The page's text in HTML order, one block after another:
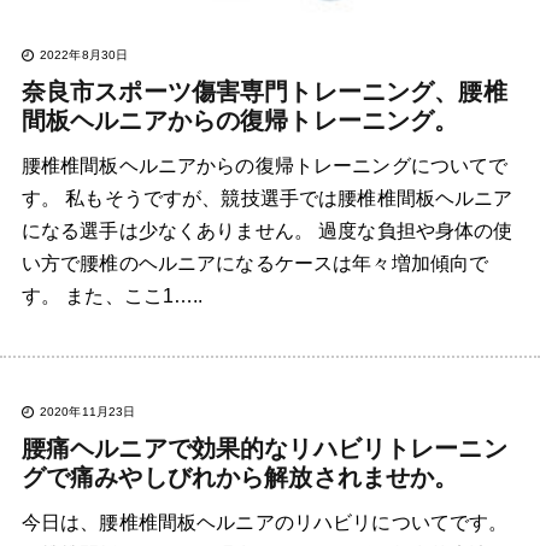
2022年8月30日
奈良市スポーツ傷害専門トレーニング、腰椎
間板ヘルニアからの復帰トレーニング。
腰椎椎間板ヘルニアからの復帰トレーニングについてで
す。 私もそうですが、競技選手では腰椎椎間板ヘルニア
になる選手は少なくありません。 過度な負担や身体の使
い方で腰椎のヘルニアになるケースは年々増加傾向で
す。 また、ここ1…..
2020年11月23日
腰痛ヘルニアで効果的なリハビリトレーニン
グで痛みやしびれから解放されませか。
今日は、腰椎椎間板ヘルニアのリハビリについてです。